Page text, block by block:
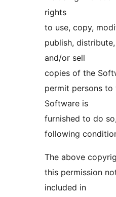
rights
to use, copy,
publish,
and/or sell
copies of the
permit persons to
Software is
furnished to do
following
The above
this permission
included in